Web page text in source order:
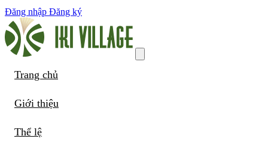
Đăng nhập Đăng ký
Trang chủ
Giới thiệu
Thể lệ